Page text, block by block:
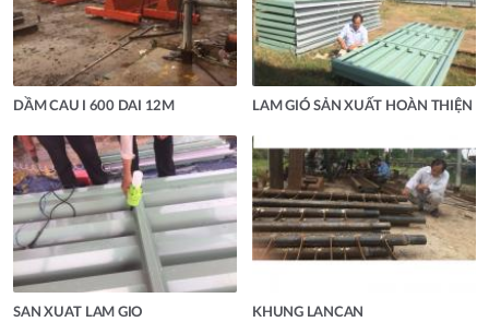
DẦM CAU I 600 DAI 12M LAM GIÓ SẢN XUẤT HOÀN THIỆN
SAN XUAT LAM GIO KHUNG LANCAN